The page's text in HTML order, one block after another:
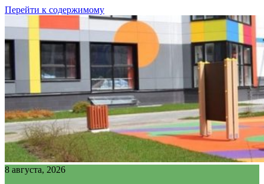
Перейти к содержимому
8 августа, 2026